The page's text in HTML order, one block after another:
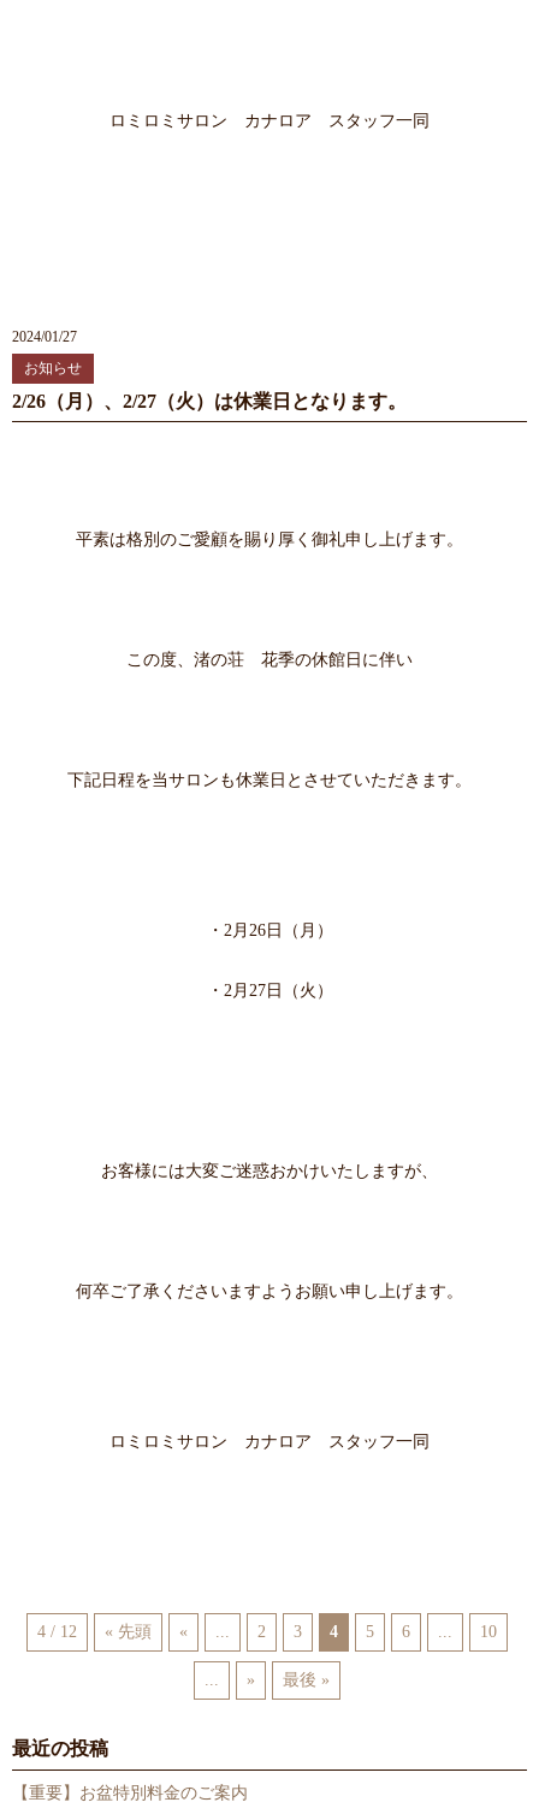
ロミロミサロン カナロア スタッフ一同
2024/01/27
お知らせ
2/26（月）、2/27（火）は休業日となります。
平素は格別のご愛顧を賜り厚く御礼申し上げます。
この度、渚の荘 花季の休館日に伴い
下記日程を当サロンも休業日とさせていただきます。
・2月26日（月）
・2月27日（火 ）
お客様には大変ご迷惑おかけいたしますが、
何卒ご了承くださいますようお願い申し上げます。
ロミロミサロン カナロア スタッフ一同
4 / 12 « 先頭 « ... 2 3 4 5 6 ... 10
... » 最後 »
最近の投稿
【重要】お盆特別料金のご案内